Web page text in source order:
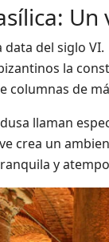
Un
data del siglo VI.
la
columnas de
llaman
crea un
y